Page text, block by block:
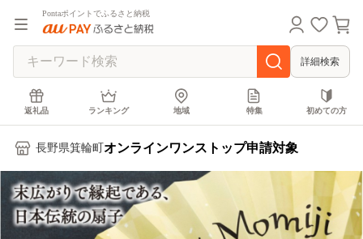
Pontaポイントでふるさと納税
詳細検索
返礼品 ランキング 地域 特集 初めての方
長野県箕輪町 オンラインワンストップ申請対象